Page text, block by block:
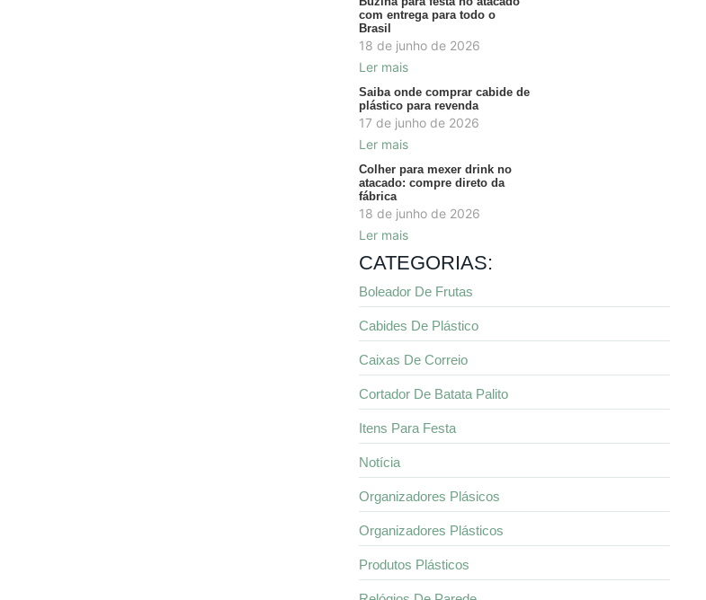
com entrega para todo o
Brasil
18 de junho de 2026
Ler mais
Saiba onde comprar cabide de
plástico para revenda
17 de junho de 2026
Ler mais
Colher para mexer drink no
atacado: compre direto da
fábrica
18 de junho de 2026
Ler mais
CATEGORIAS:
Boleador De Frutas
Cabides De Plástico
Caixas De Correio
Cortador De Batata Palito
Itens Para Festa
Notícia
Organizadores Plásicos
Organizadores Plásticos
Produtos Plásticos